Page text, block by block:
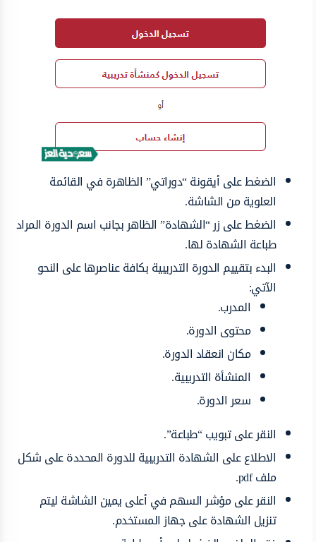
الضغط على أيقونة “دوراتي” الظاهرة في القائمة
العلوية من الشاشة.
الضغط على زر “الشهادة” الظاهر بجانب اسم الدورة المراد
طباعة الشهادة لها.
البدء بتقييم الدورة التدريبية بكافة عناصرها على النحو
الآتي:
المدرب.
محتوى الدورة.
مكان انعقاد الدورة.
المنشأة التدريبية.
سعر الدورة.
النقر على تبويب “طباعة”.
الاطلاع على الشهادة التدريبية للدورة المحددة على شكل
ملف pdf.
النقر على مؤشر السهم في أعلى يمين الشاشة ليتم
تنزيل الشهادة على جهاز المستخدم.